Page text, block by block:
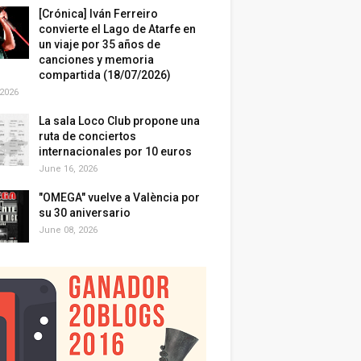
[Crónica] Iván Ferreiro
convierte el Lago de Atarfe en
un viaje por 35 años de
canciones y memoria
compartida (18/07/2026)
La sala Loco Club propone una
ruta de conciertos
internacionales por 10 euros
June 16, 2026
"OMEGA" vuelve a València por
su 30 aniversario
June 08, 2026